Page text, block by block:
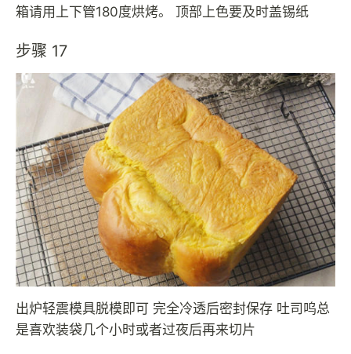
箱请用上下管180度烘烤。 顶部上色要及时盖锡纸
步骤 17
出炉轻震模具脱模即可 完全冷透后密封保存 吐司呜总
是喜欢装袋几个小时或者过夜后再来切片